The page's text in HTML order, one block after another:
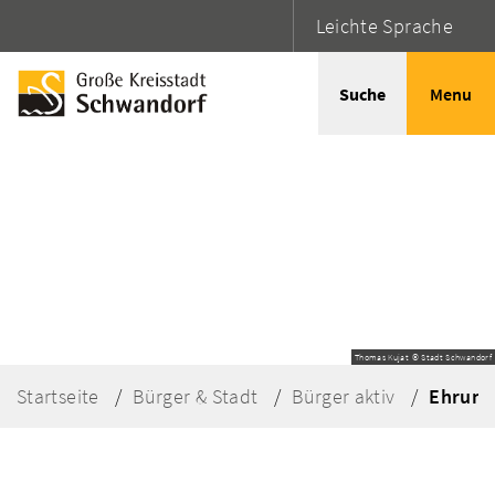
Leichte Sprache
Suche Menu
Thomas Kujat © Stadt Schwandorf
Startseite Bürger & Stadt Bürger aktiv